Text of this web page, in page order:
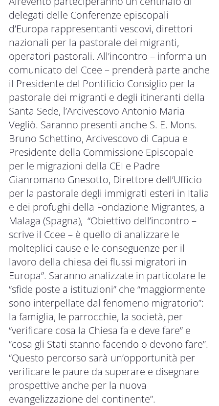
delegati delle Conferenze episcopali
d’Europa rappresentanti vescovi, direttori
nazionali per la pastorale dei migranti,
operatori pastorali. All’incontro – informa un
comunicato del Ccee – prenderà parte anche
il Presidente del Pontificio Consiglio per la
pastorale dei migranti e degli itineranti della
Santa Sede, l’Arcivescovo Antonio Maria
Vegliò. Saranno presenti anche S. E. Mons.
Bruno Schettino, Arcivescovo di Capua e
Presidente della Commissione Episcopale
per le migrazioni della CEI e Padre
Gianromano Gnesotto, Direttore dell’Ufficio
per la pastorale degli immigrati esteri in Italia
e dei profughi della Fondazione Migrantes, a
Malaga (Spagna), “Obiettivo dell’incontro –
scrive il Ccee – è quello di analizzare le
molteplici cause e le conseguenze per il
lavoro della chiesa dei flussi migratori in
Europa”. Saranno analizzate in particolare le
“sfide poste a istituzioni” che “maggiormente
sono interpellate dal fenomeno migratorio”:
la famiglia, le parrocchie, la società, per
“verificare cosa la Chiesa fa e deve fare” e
“cosa gli Stati stanno facendo o devono fare”.
“Questo percorso sarà un’opportunità per
verificare le paure da superare e disegnare
prospettive anche per la nuova
evangelizzazione del continente”.